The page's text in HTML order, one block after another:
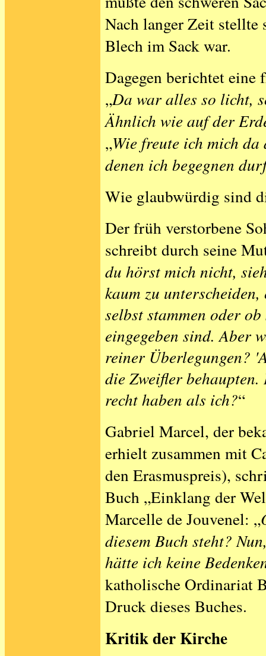
Nach langer Zeit stellte
Blech im Sack war.
Dagegen berichtet eine
„Da war alles so licht,
Ähnlich wie auf der
„Wie freute ich mich da
denen ich begegnen
Wie glaubwürdig sind
Der früh verstorbene
schreibt durch seine
du hörst mich nicht,
kaum zu
selbst stammen oder
eingegeben sind. Aber
reiner Überlegungen?
die Zweifler
recht haben als ich?“
Gabriel Marcel, der
erhielt zusammen mit
den Erasmuspreis),
Buch „Einklang der
Marcelle de Jouvenel: „
diesem Buch steht?
hätte ich keine
katholische Ordinariat
Druck dieses Buches.
Kritik der Kirche